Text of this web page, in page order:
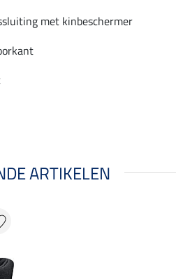
met kinbeschermer
ARTIKELEN